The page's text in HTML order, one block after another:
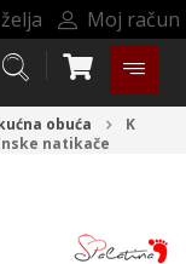
Moj račun
obuća
K
natikače